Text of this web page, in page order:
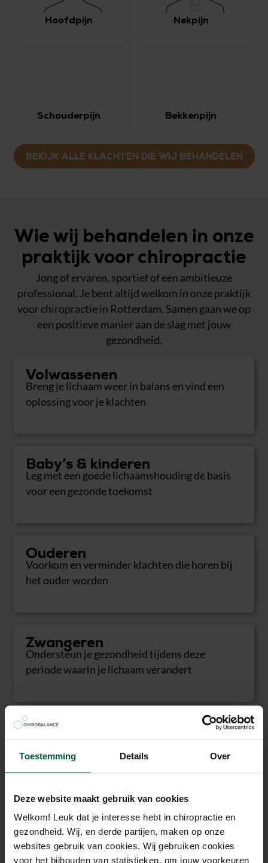
Toestemming Details Over
Deze website maakt gebruik van cookies
Welkom! Leuk dat je interesse hebt in chiropractie en
gezondheid. Wij, en derde partijen, maken op onze
websites gebruik van cookies. Wij gebruiken cookies
voor het bijhouden van statistieken, om jouw voorkeuren
Hoofdpijn Nekpijn
Schouderpijn Bekkenpijn
BEKIJK ALLE KLACHTEN DIE WIJ BEHANDELEN
Wie wij behandelen in onze
praktijk voor chiropractie
Jong of ervaren, sportief of een ambitieuze
professional. Je bent altijd welkom in onze praktijk
voor chiropractie in Rotterdam. Samen gaan we op
een positieve manier aan de slag met jouw
gezondheid.
Volwassenen
Breng je lichaam weer in balans en vind een
oplossing voor je klachten
Baby’s & kinderen
Leg met een goede lichaamshouding de basis
voor een gezonde toekomst
Ouderen
Voorkom en verminder klachten die horen bij
het ouder worden
Zwangeren
Ondersteun je gezondheid tijdens deze
periode waarin je lichaam verandert
behandel blessures
Ambitieuze professionals
Bereid je voor op het leveren van fysieke en
mentale topprestaties op je werk